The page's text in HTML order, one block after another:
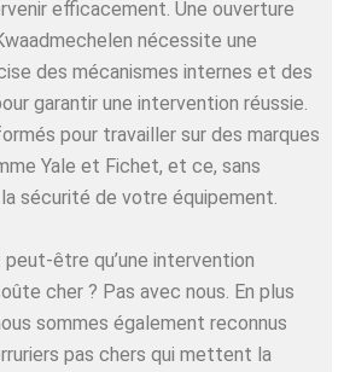
efficacement. Une ouverture
nécessite une
des mécanismes internes et des
garantir une intervention réussie.
pour travailler sur des marques
Yale et Fichet, et ce, sans
sécurité de votre équipement.
peut-être qu’une intervention
cher ? Pas avec nous. En plus
sommes également reconnus
pas chers qui mettent la